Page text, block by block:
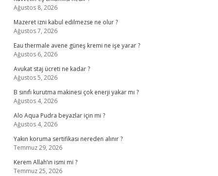
Ağustos 8, 2026
Mazeret izni kabul edilmezse ne olur ?
Ağustos 7, 2026
Eau thermale avene güneş kremi ne işe yarar ?
Ağustos 6, 2026
Avukat staj ücreti ne kadar ?
Ağustos 5, 2026
B sınıfı kurutma makinesi çok enerji yakar mı ?
Ağustos 4, 2026
Alo Aqua Pudra beyazlar için mi ?
Ağustos 4, 2026
Yakın koruma sertifikası nereden alınır ?
Temmuz 29, 2026
Kerem Allah’ın ismi mi ?
Temmuz 25, 2026